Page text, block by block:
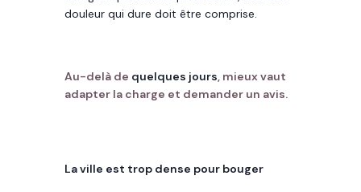
douleur qui dure doit être comprise.
Au-delà de quelques jours, mieux vaut
adapter la charge et demander un avis.
La ville est trop dense pour bouger